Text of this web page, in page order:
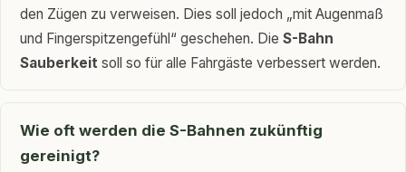
den Zügen zu verweisen. Dies soll jedoch „mit Augenmaß
und Fingerspitzengefühl“ geschehen. Die S-Bahn
Sauberkeitsoll so für alle Fahrgäste verbessert werden.
Wie oft werden die S-Bahnen zukünftig
gereinigt?